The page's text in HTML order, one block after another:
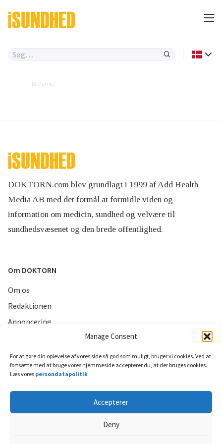
Manage Consent
For at gøre din oplevelse af vores side så god som muligt, bruger vi cookies. Ved at
fortsætte med at bruge vores hjemmeside accepterer du, at der bruges cookies.
Læs vores persondatapolitik
Accepterer
Deny
Reklame:
DOKTORN.com blev grundlagt i 1999 af Add Health
Media AB med det formål at formidle viden og
information om medicin, sundhed og velvære til
sundhedsvæsenet og den brede offentlighed.
Om DOKTORN
Om os
Redaktionen
Annoncering
Sociale medier
Til toppen